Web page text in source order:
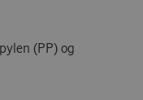
(PP) og